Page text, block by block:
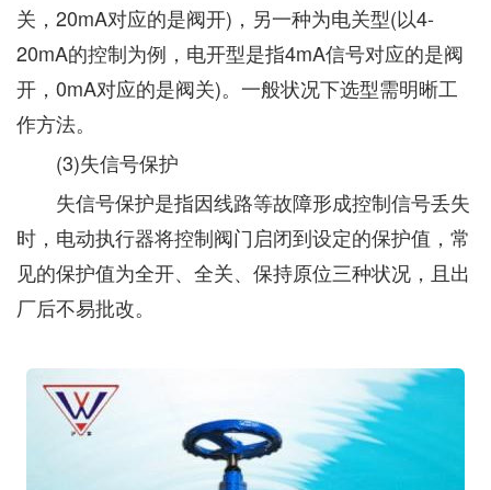
关，20mA对应的是阀开)，另一种为电关型(以4-
20mA的控制为例，电开型是指4mA信号对应的是阀
开，0mA对应的是阀关)。一般状况下选型需明晰工
作方法。
(3)失信号保护
失信号保护是指因线路等故障形成控制信号丢失
时，电动执行器将控制阀门启闭到设定的保护值，常
见的保护值为全开、全关、保持原位三种状况，且出
厂后不易批改。